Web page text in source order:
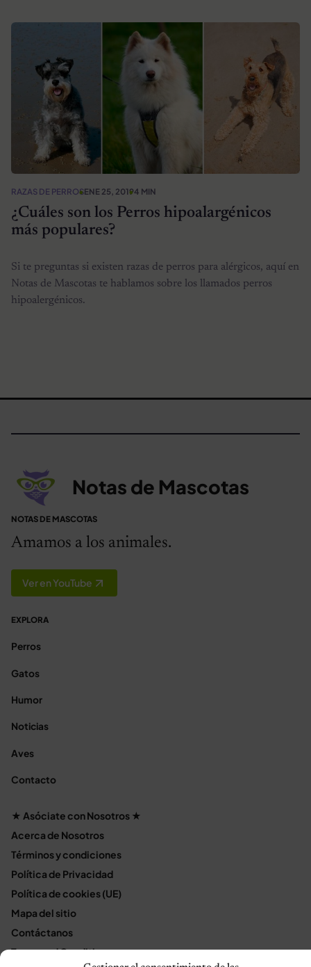
RAZAS DE PERROSENE 25, 20194 MIN
¿Cuáles son los Perros hipoalargénicos
más populares?
Si te preguntas si existen razas de perros para alérgicos, aquí en
Notas de Mascotas te hablamos sobre los llamados perros
hipoalergénicos.
Notas de Mascotas
NOTAS DE MASCOTAS
Amamos a los animales.
Ver en YouTube
EXPLORA
Perros
Gatos
Humor
Noticias
Aves
Contacto
★ Asóciate con Nosotros ★
Acerca de Nosotros
Términos y condiciones
Política de Privacidad
Política de cookies (UE)
Mapa del sitio
Contáctanos
Terms and Conditions